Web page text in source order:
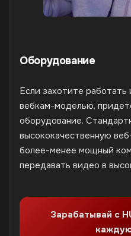
Оборудование
Если захотите
вебкам-моделью,
оборудование.
высококачественную
более-менее мощный
передавать видео в
Зарабатывай с